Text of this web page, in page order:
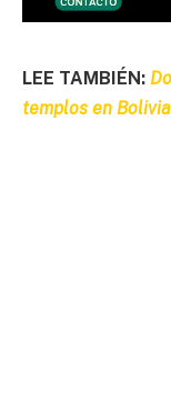
LEE TAMBIÉN:
templos en